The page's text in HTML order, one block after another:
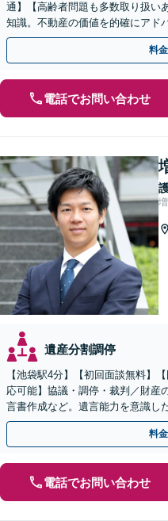
通】【高齢者問題も多数取り扱い
知識。不動産の価値を的確にアド
多数。後見など高齢者の問題にも
料
電話でお問い合わせ
遺産分割調停
【池袋駅4分】【初回面談無料】
応可能】協議・調停・裁判／財産
言書作成など。遺言能力を意識し
相続人が外国籍の場合もご相談を
料
電話でお問い合わせ